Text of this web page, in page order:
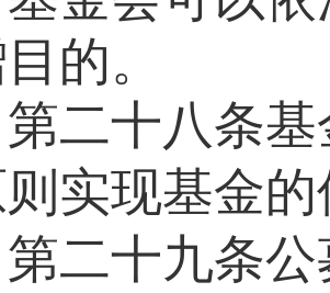
的。
十八条基
实现基金
十九条公